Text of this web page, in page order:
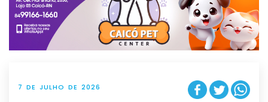
t
i
o
n
7 DE JULHO DE 2026